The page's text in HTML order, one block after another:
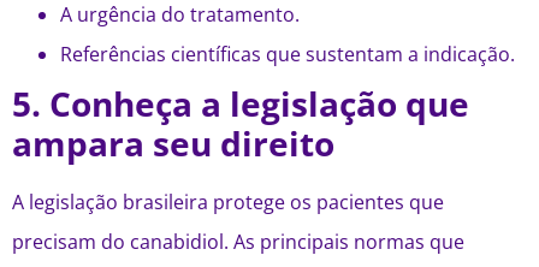
A urgência do tratamento.
Referências científicas que sustentam a indicação.
5. Conheça a legislação que
ampara seu direito
A legislação brasileira protege os pacientes que
precisam do canabidiol. As principais normas que